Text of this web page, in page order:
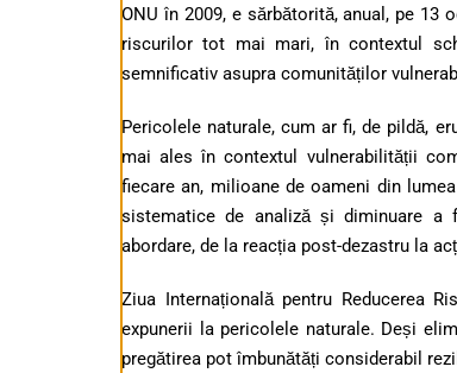
ONU în 2009, e sărbătorită, anual, pe
riscurilor tot mai mari, în contextul
semnificativ asupra comunităților
Pericolele naturale, cum ar fi, de pildă,
mai ales în contextul vulnerabilității
fiecare an, milioane de oameni din
sistematice de analiză și diminuare a
abordare, de la reacția post-dezastru la
Ziua Internațională pentru Reducerea
expunerii la pericolele naturale. Deși
pregătirea pot îmbunătăți considerabil